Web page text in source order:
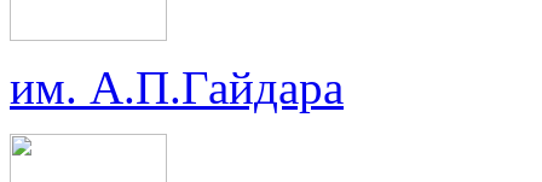
им. А.П.Гайдара